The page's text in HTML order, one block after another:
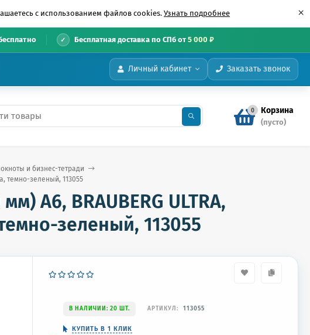
с использованием файлов cookies. Узнать подробнее ×
Бесплатная доставка по СПб от5 000 ₽
Личный кабинет Заказать звонок
0 Корзина
(пусто)
и бизнес-тетради
темно-зеленый, 113055
А6, BRAUBERG ULTRA,
зеленый, 113055
В НАЛИЧИИ: 20 ШТ. АРТИКУЛ: 113055
КУПИТЬ В 1 КЛИК